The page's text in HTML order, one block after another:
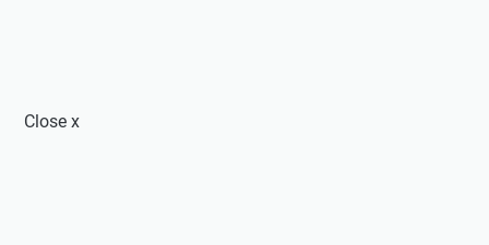
Close x